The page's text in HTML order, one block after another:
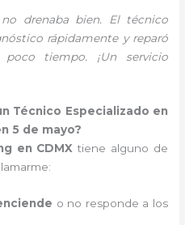
no drenaba bien. El técnico
rápidamente y reparó
tiempo. ¡Un servicio
Técnico Especializado en
5 de mayo?
en CDMX tiene alguno de
o no responde a los